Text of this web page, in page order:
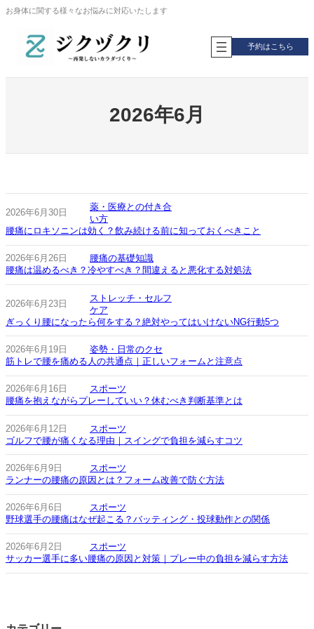
内
ッ
お身体に関する様々なお悩みに対応いたします
予約はこちら
2026年6月
2026年6月30日
薬・医療との付き合
い方
腰痛にロキソニンは効く？飲み続ける前に知っておくべきこと
2026年6月26日
腰痛の基礎知識
腰痛は温めるべき？冷やすべき？間違えると悪化する対処法
2026年6月23日
ストレッチ・セルフ
ケア
ぎっくり腰になったら何をする？絶対やってはいけないNG行動5つ
2026年6月19日
姿勢・日常のクセ
筋トレで腰を痛める人の共通点｜正しいフォームと注意点
2026年6月16日
スポーツ
腰痛を抱えながらプレーしていい？休むべき判断基準とは
2026年6月12日
スポーツ
ゴルフで腰が痛くなる理由｜スイングで負担を減らすコツ
2026年6月9日
スポーツ
ランナーの腰痛の原因とは？フォーム改善で防ぐ方法
2026年6月6日
スポーツ
野球選手の腰痛はなぜ起こる？バッティング・投球動作との関係
2026年6月2日
スポーツ
サッカー選手に多い腰痛の原因と対策｜プレー中の負担を減らす方法